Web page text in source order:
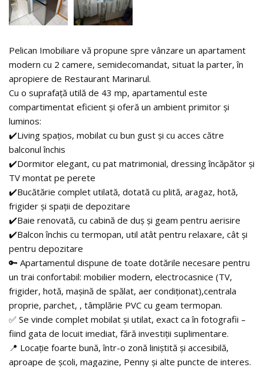
Pelican Imobiliare vă propune spre vânzare un apartament
modern cu 2 camere, semidecomandat, situat la parter, în
apropiere de Restaurant Marinarul.
Cu o suprafață utilă de 43 mp, apartamentul este
compartimentat eficient și oferă un ambient primitor și
luminos:
✔️Living spațios, mobilat cu bun gust și cu acces către
balconul închis
✔️Dormitor elegant, cu pat matrimonial, dressing încăpător și
TV montat pe perete
✔️Bucătărie complet utilată, dotată cu plită, aragaz, hotă,
frigider și spații de depozitare
✔️Baie renovată, cu cabină de duș și geam pentru aerisire
✔️Balcon închis cu termopan, util atât pentru relaxare, cât și
pentru depozitare
🔑 Apartamentul dispune de toate dotările necesare pentru
un trai confortabil: mobilier modern, electrocasnice (TV,
frigider, hotă, mașină de spălat, aer condiționat),centrala
proprie, parchet, , tâmplărie PVC cu geam termopan.
✅ Se vinde complet mobilat și utilat, exact ca în fotografii –
fiind gata de locuit imediat, fără investiții suplimentare.
📍 Locație foarte bună, într-o zonă liniștită și accesibilă,
aproape de școli, magazine, Penny și alte puncte de interes.